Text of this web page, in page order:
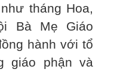
tháng Hoa,
Bà Mẹ Giáo
hành với tổ
giáo phận và